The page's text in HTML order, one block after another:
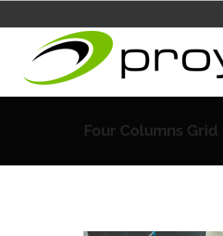
Four Columns Grid